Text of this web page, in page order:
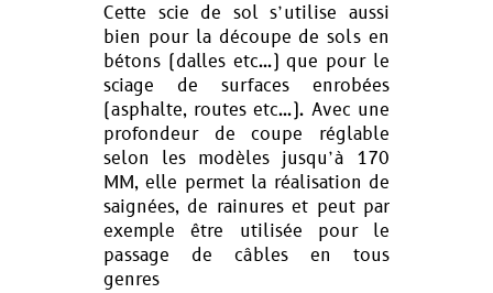
Cette scie de sol s’utilise aussi
bien pour la découpe de sols en
bétons (dalles etc…) que pour le
sciage de surfaces enrobées
(asphalte, routes etc…). Avec une
profondeur de coupe réglable
selon les modèles jusqu’à 170
MM, elle permet la réalisation de
saignées, de rainures et peut par
exemple être utilisée pour le
passage de câbles en tous
genres